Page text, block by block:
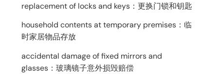
replacement of locks and keys：更换门锁和钥匙
household contents at temporary premises：临
时家居物品存放
accidental damage of fixed mirrors and
glasses：玻璃镜子意外损毁赔偿